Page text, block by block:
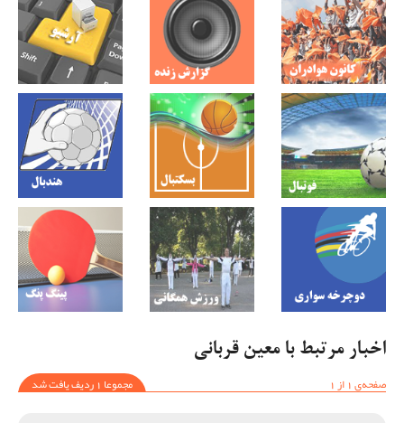
اخبار مرتبط با معین قربانی
صفحه‌ی 1 از 1
مجموعا 1 ردیف یافت شد